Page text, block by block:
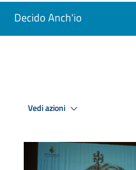
Decido Anch'io
Vedi azioni